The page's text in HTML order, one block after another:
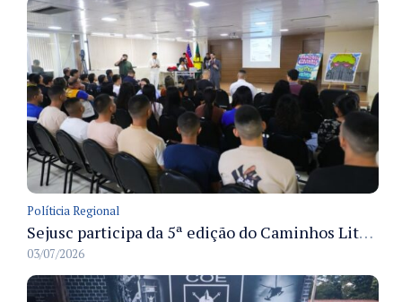
Políticia Regional
Sejusc participa da 5ª edição do Caminhos Literários com foco na cultura hip-hop nas unidades socioeducativas
03/07/2026